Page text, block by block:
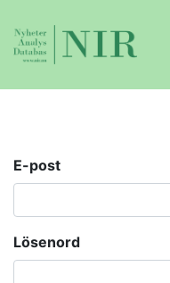
E-post
Lösenord